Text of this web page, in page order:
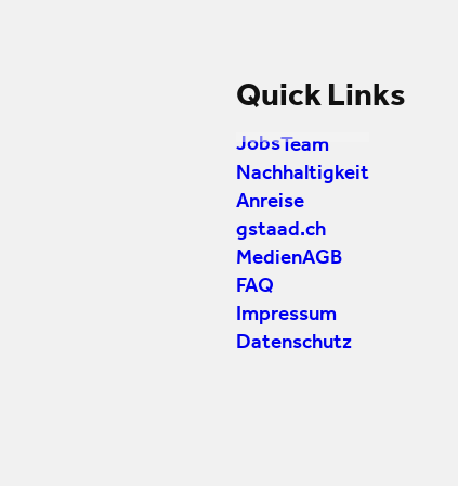
Quick Links
Jobs Team
Nachhaltigkeit
Anreise
gstaad.ch
MedienAGB
FAQ
Impressum
Datenschutz